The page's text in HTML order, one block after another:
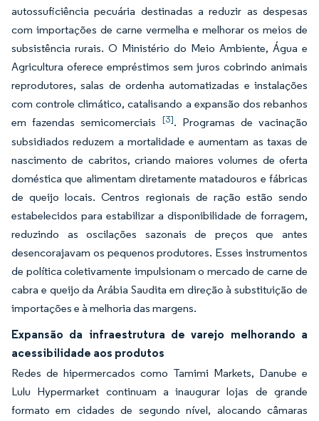
autossuficiência pecuária destinadas a reduzir as despesas
com importações de carne vermelha e melhorar os meios de
subsistência rurais. O Ministério do Meio Ambiente, Água e
Agricultura oferece empréstimos sem juros cobrindo animais
reprodutores, salas de ordenha automatizadas e instalações
com controle climático, catalisando a expansão dos rebanhos
em fazendas semicomerciais [3]. Programas de vacinação
subsidiados reduzem a mortalidade e aumentam as taxas de
nascimento de cabritos, criando maiores volumes de oferta
doméstica que alimentam diretamente matadouros e fábricas
de queijo locais. Centros regionais de ração estão sendo
estabelecidos para estabilizar a disponibilidade de forragem,
reduzindo as oscilações sazonais de preços que antes
desencorajavam os pequenos produtores. Esses instrumentos
de política coletivamente impulsionam o mercado de carne de
cabra e queijo da Arábia Saudita em direção à substituição de
importações e à melhoria das margens.
Expansão da infraestrutura de varejo melhorando a
acessibilidade aos produtos
Redes de hipermercados como Tamimi Markets, Danube e
Lulu Hypermarket continuam a inaugurar lojas de grande
formato em cidades de segundo nível, alocando câmaras